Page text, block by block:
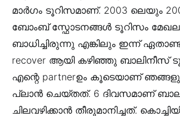
മാര്‍ഗം ടൂറിസമാണ്. 2003 ലെയും
ബോംബ് സ്ഫോടനങ്ങള്‍ ടൂറിസം
ബാധിച്ചിരുന്നു എങ്കിലും ഇന്ന്
recover ആയി കഴിഞ്ഞു ബാലിനീസ്
എന്റെ partnerഉം കൂടെയാണ്
പ്ലാന്‍ ചെയ്തത്. 6 ദിവസമാണ്
ചിലവഴിക്കാന്‍ തീരുമാനിച്ചത്.